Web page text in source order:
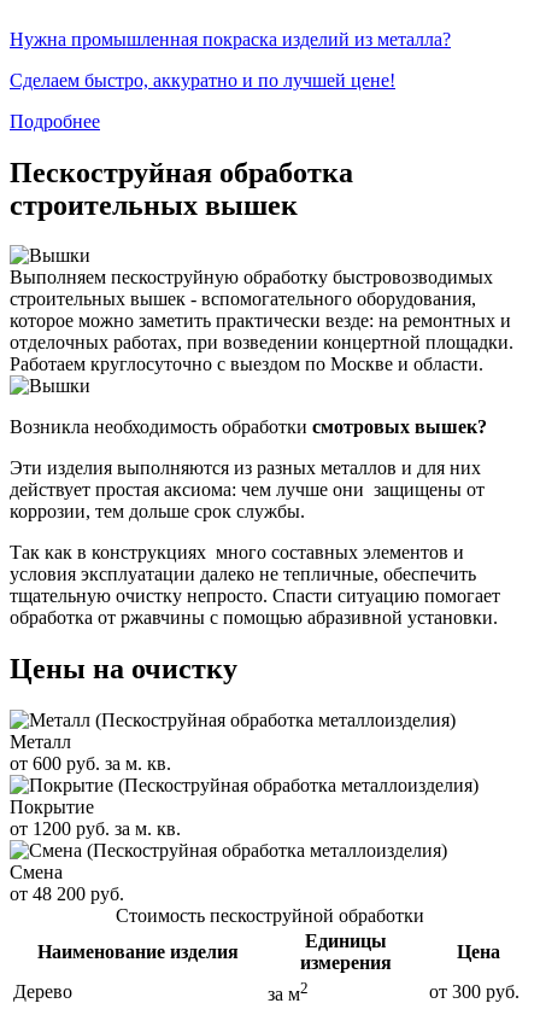
Нужна промышленная покраска изделий из металла?
Сделаем быстро, аккуратно и по лучшей цене!
Подробнее
Пескоструйная обработка
строительных вышек
Выполняем пескоструйную обработку быстровозводимых
строительных вышек - вспомогательного оборудования,
которое можно заметить практически везде: на ремонтных и
отделочных работах, при возведении концертной площадки.
Работаем круглосуточно с выездом по Москве и области.
Возникла необходимость обработки смотровых вышек?
Эти изделия выполняются из разных металлов и для них
действует простая аксиома: чем лучше они защищены от
коррозии, тем дольше срок службы.
Так как в конструкциях много составных элементов и
условия эксплуатации далеко не тепличные, обеспечить
тщательную очистку непросто. Спасти ситуацию помогает
обработка от ржавчины с помощью абразивной установки.
Цены на очистку
Металл
от 600 руб. за м. кв.
Покрытие
от 1200 руб. за м. кв.
Смена
от 48 200 руб.
Стоимость пескоструйной обработки
Наименование изделия
Единицы
измерения
Цена
Дерево
за м2
от 300 руб.